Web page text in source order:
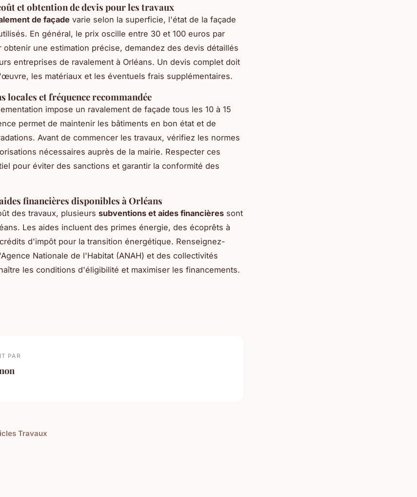
et obtention de devis pour les travaux
de façade varie selon la superficie, l'état de la façade
En général, le prix oscille entre 30 et 100 euros par
obtenir une estimation précise, demandez des devis détaillés
entreprises de ravalement à Orléans. Un devis complet doit
les matériaux et les éventuels frais supplémentaires.
locales et fréquence recommandée
impose un ravalement de façade tous les 10 à 15
permet de maintenir les bâtiments en bon état et de
Avant de commencer les travaux, vérifiez les normes
nécessaires auprès de la mairie. Respecter ces
pour éviter des sanctions et garantir la conformité des
financières disponibles à Orléans
des travaux, plusieurs subventions et aides financières sont
Les aides incluent des primes énergie, des écoprêts à
d'impôt pour la transition énergétique. Renseignez-
Nationale de l'Habitat (ANAH) et des collectivités
les conditions d'éligibilité et maximiser les financements.
PAR
Travaux